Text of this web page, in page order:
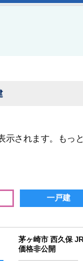
示されます。もっ
一戸建
茅ヶ崎市 西久保
価格非公開